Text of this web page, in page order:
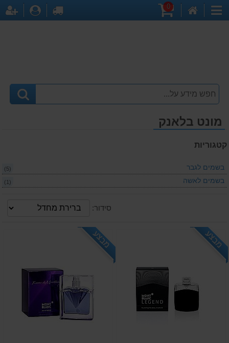
קטגוריות
0
לקופה
מונט בלאנק
קטגוריות
בשמים לגבר (5)
בשמים לאשה (1)
סידור:
מבצע מבצע